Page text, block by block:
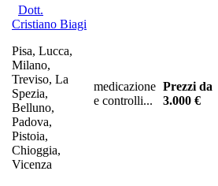
Dott.
Cristiano Biagi
Pisa, Lucca,
Milano,
Treviso, La
Spezia,
Belluno,
Padova,
Pistoia,
Chioggia,
Vicenza
medicazione
e controlli...
Prezzi da
3.000 €